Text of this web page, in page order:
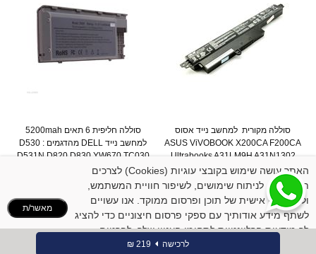
סוללה מקורית למחשב נייד אסוס
ASUS ViVOBOOK X200CA F200CA
Ultrabooks A31LM9H A31N1302
ש...
המחיר שלנו: 279
₪
פרטים נוספים
סוללה חליפית 6 תאים 5200mah
למחשב נייד DELL מהדגמים : D530
D531N D820 D830 YW670 TC030
המחיר שלנו:
פרטים נוספים
לרכישה 219 ₪
האתר עושה שימוש בקובצי עוגיות (Cookies) לצרכים
תפעוליים, לניתוח שימושים, לשיפור חוויית המשתמש,
ולהתאמה אישית של תוכן ופרסום ממוקד. אנו עשויים
לשתף מידע אודותיך עם ספקי פרסום חיצוניים כדי להציג
לך מודעות הרלוונטיות לתחומי העניין שלך. לפרטים
לינק למדיניות הקוקיז
מאשר/ת